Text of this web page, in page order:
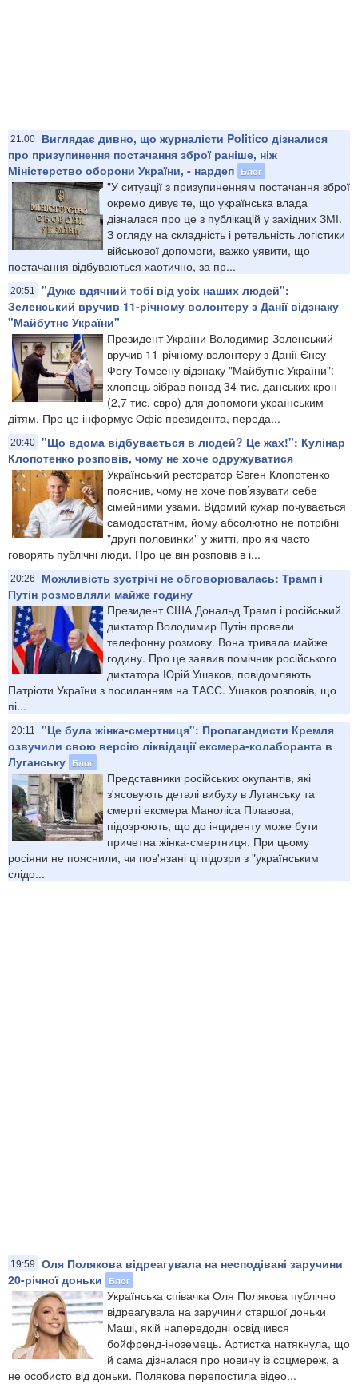
21:00
Виглядає дивно, що журналісти Politico дізналися
про призупинення постачання зброї раніше, ніж
Міністерство оборони України, - нардеп Блог
"У ситуації з призупиненням постачання зброї
окремо дивує те, що українська влада
дізналася про це з публікацій у західних ЗМІ.
З огляду на складність і ретельність логістики
військової допомоги, важко уявити, що
постачання відбуваються хаотично, за пр...
20:51
"Дуже вдячний тобі від усіх наших людей":
Зеленський вручив 11-річному волонтеру з Данії відзнаку
"Майбутнє України"
Президент України Володимир Зеленський
вручив 11-річному волонтеру з Данії Єнсу
Фогу Томсену відзнаку "Майбутнє України":
хлопець зібрав понад 34 тис. данських крон
(2,7 тис. євро) для допомоги українським
дітям. Про це інформує Офіс президента, переда...
20:40 "Що вдома відбувається в людей? Це жах!": Кулінар
Клопотенко розповів, чому не хоче одружуватися
Український ресторатор Євген Клопотенко
пояснив, чому не хоче пов’язувати себе
сімейними узами. Відомий кухар почувається
самодостатнім, йому абсолютно не потрібні
"другі половинки" у житті, про які часто
говорять публічні люди. Про це він розповів в і...
20:26
Можливість зустрічі не обговорювалась: Трамп і
Путін розмовляли майже годину
Президент США Дональд Трамп і російський
диктатор Володимир Путін провели
телефонну розмову. Вона тривала майже
годину. Про це заявив помічник російського
диктатора Юрій Ушаков, повідомляють
Патріоти України з посиланням на ТАСС. Ушаков розповів, що
пі...
20:11
"Це була жінка-смертниця": Пропагандисти Кремля
озвучили свою версію ліквідації ексмера-колаборанта в
Луганську Блог
Представники російських окупантів, які
з'ясовують деталі вибуху в Луганську та
смерті ексмера Маноліса Пілавова,
підозрюють, що до інциденту може бути
причетна жінка-смертниця. При цьому
росіяни не пояснили, чи пов'язані ці підозри з "українським
слідо...
19:59
Оля Полякова відреагувала на несподівані заручини
20-річної доньки
Блог
Українська співачка Оля Полякова публічно
відреагувала на заручини старшої доньки
Маші, якій напередодні освідчився
бойфренд-іноземець. Артистка натякнула, що
й сама дізналася про новину із соцмереж, а
не особисто від доньки. Полякова перепостила відео...